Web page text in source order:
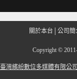
關於本台 公司簡
Copyright ©
臺灣繽紛數位多媒體有限公